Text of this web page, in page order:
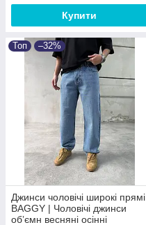
Купити
Топ –32%
Джинси чоловічі широкі прямі
BAGGY | Чоловічі джинси
обʼємн весняні осінні